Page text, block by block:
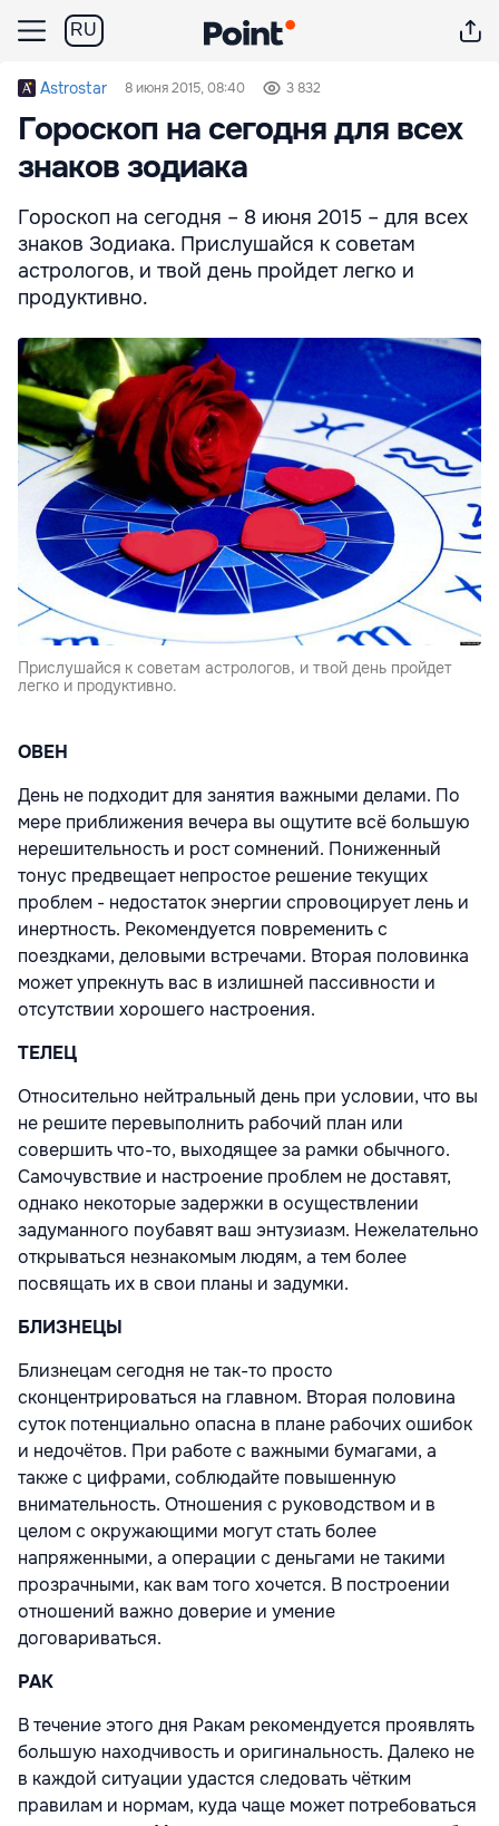
RU
Astrostar 8 июня 2015, 08:40 3 832
Гороскоп на сегодня для всех
знаков зодиака
Гороскоп на сегодня – 8 июня 2015 – для всех
знаков Зодиака. Прислушайся к советам
астрологов, и твой день пройдет легко и
продуктивно.
Прислушайся к советам астрологов, и твой день пройдет
легко и продуктивно.
ОВЕН
День не подходит для занятия важными делами. По
мере приближения вечера вы ощутите всё большую
нерешительность и рост сомнений. Пониженный
тонус предвещает непростое решение текущих
проблем - недостаток энергии спровоцирует лень и
инертность. Рекомендуется повременить с
поездками, деловыми встречами. Вторая половинка
может упрекнуть вас в излишней пассивности и
отсутствии хорошего настроения.
ТЕЛЕЦ
Относительно нейтральный день при условии, что вы
не решите перевыполнить рабочий план или
совершить что-то, выходящее за рамки обычного.
Самочувствие и настроение проблем не доставят,
однако некоторые задержки в осуществлении
задуманного поубавят ваш энтузиазм. Нежелательно
открываться незнакомым людям, а тем более
посвящать их в свои планы и задумки.
БЛИЗНЕЦЫ
Близнецам сегодня не так-то просто
сконцентрироваться на главном. Вторая половина
суток потенциально опасна в плане рабочих ошибок
и недочётов. При работе с важными бумагами, а
также с цифрами, соблюдайте повышенную
внимательность. Отношения с руководством и в
целом с окружающими могут стать более
напряженными, а операции с деньгами не такими
прозрачными, как вам того хочется. В построении
отношений важно доверие и умение
договариваться.
РАК
В течение этого дня Ракам рекомендуется проявлять
большую находчивость и оригинальность. Далеко не
в каждой ситуации удастся следовать чётким
правилам и нормам, куда чаще может потребоваться